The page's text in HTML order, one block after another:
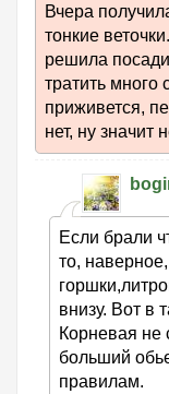
Вчера
тонкие
решила
тратить много
приживется,
нет, ну значит
Если брали
то,
внизу. Вот в
Корневая не
больший
правилам.